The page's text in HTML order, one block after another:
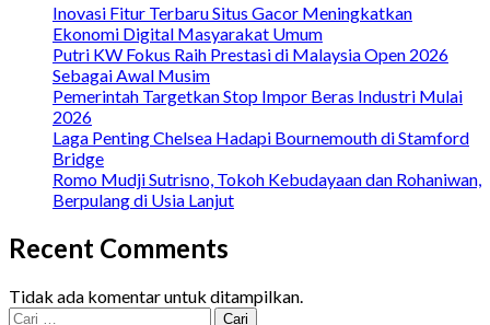
Inovasi Fitur Terbaru Situs Gacor Meningkatkan
Ekonomi Digital Masyarakat Umum
Putri KW Fokus Raih Prestasi di Malaysia Open 2026
Sebagai Awal Musim
Pemerintah Targetkan Stop Impor Beras Industri Mulai
2026
Laga Penting Chelsea Hadapi Bournemouth di Stamford
Bridge
Romo Mudji Sutrisno, Tokoh Kebudayaan dan Rohaniwan,
Berpulang di Usia Lanjut
Recent Comments
Tidak ada komentar untuk ditampilkan.
Cari